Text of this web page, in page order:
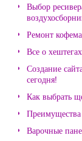
Выбор
Ремонт
Все о
Создание
сегодня!
Как выбрать
Варочные